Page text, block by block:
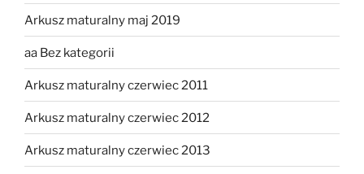
Arkusz maturalny maj 2019
aa Bez kategorii
Arkusz maturalny czerwiec 2011
Arkusz maturalny czerwiec 2012
Arkusz maturalny czerwiec 2013